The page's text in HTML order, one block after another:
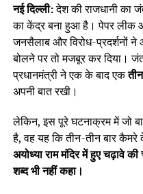
नई दिल्ली:देश की राजधानी का
का केंद्र बना हुआ है। पेपर लीक
जनसैलाब और विरोध-प्रदर्शनों ने
बोलने पर तो मजबूर कर दिया।
प्रधानमंत्री ने एक के बाद एक
अपनी बात रखी।
लेकिन, इस पूरे घटनाक्रम में जो
है, वह यह कि तीन-तीन बार
अयोध्या राम मंदिर में हुए चढ़ावे
शब्द भी नहीं कहा।